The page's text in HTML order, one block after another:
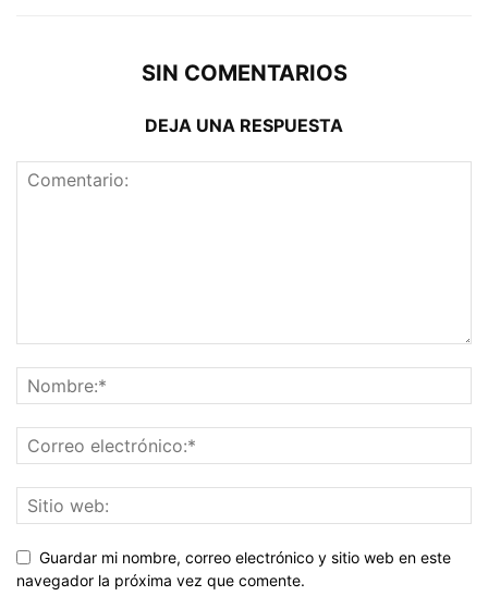
SIN COMENTARIOS
DEJA UNA RESPUESTA
Guardar mi nombre, correo electrónico y sitio web en este
navegador la próxima vez que comente.